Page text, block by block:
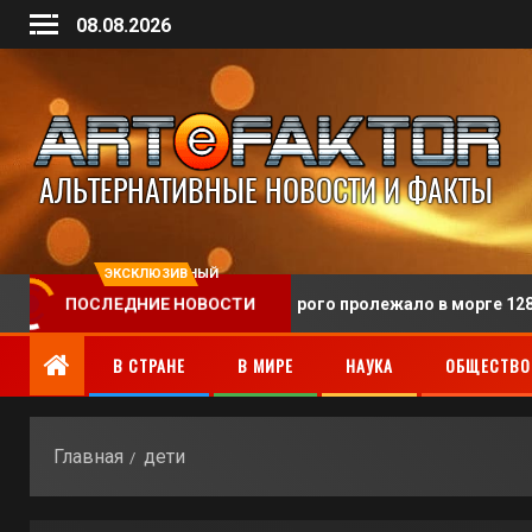
08.08.2026
ЭКСКЛЮЗИВНЫЙ
ПОСЛЕДНИЕ НОВОСТИ
человека, тело которого пролежало в морге 128 лет
В СТРАНЕ В МИРЕ НАУКА ОБЩЕСТВО
Главная дети